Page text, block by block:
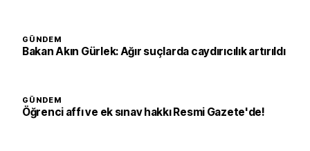
GÜNDEM
Bakan Akın Gürlek: Ağır suçlarda caydırıcılık artırıldı
GÜNDEM
Öğrenci affı ve ek sınav hakkı Resmi Gazete'de!